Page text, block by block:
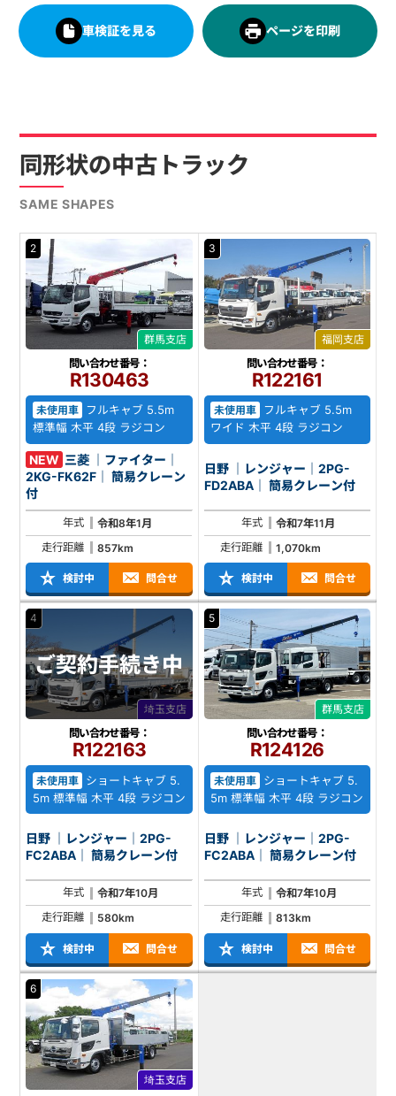
車検証を見る ページを印刷
同形状の中古トラック
SAME SHAPES
2
群馬支店
問い合わせ番号：
R130463
未使用車
フルキャブ 5.5m
標準幅 木平 4段 ラジコン
NEW 三菱 ｜ファイター｜
2KG-FK62F｜ 簡易クレーン
付
年式
令和8年1月
走行距離
857km
検討中 問合せ
3
福岡支店
問い合わせ番号：
R122161
未使用車 フルキャブ 5.5m
ワイド 木平 4段 ラジコン
日野 ｜レンジャー｜2PG-
FD2ABA｜ 簡易クレーン付
年式
令和7年11月
走行距離
1,070km
検討中 問合せ
4
埼玉支店
ご契約手続き中
問い合わせ番号：
R122163
未使用車
ショートキャブ 5.
5m 標準幅 木平 4段 ラジコン
日野 ｜レンジャー｜2PG-
FC2ABA｜ 簡易クレーン付
年式
令和7年10月
走行距離
580km
検討中 問合せ
5
群馬支店
問い合わせ番号：
R124126
未使用車 ショートキャブ 5.
5m 標準幅 木平 4段 ラジコン
日野 ｜レンジャー｜2PG-
FC2ABA｜ 簡易クレーン付
年式
令和7年10月
走行距離
813km
検討中 問合せ
6
埼玉支店